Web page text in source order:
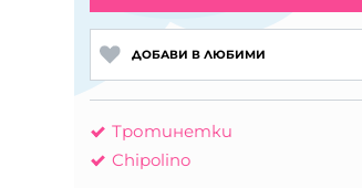
ДОБАВИ В ЛЮБИМИ
Тротинетки
Chipolino